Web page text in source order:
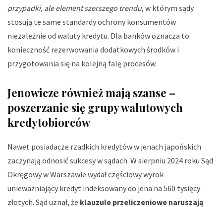
przypadki, ale element szerszego trendu, w którym sądy
stosują te same standardy ochrony konsumentów
niezależnie od waluty kredytu. Dla banków oznacza to
konieczność rezerwowania dodatkowych środków i
przygotowania się na kolejną falę procesów.
Jenowicze również mają szanse –
poszerzanie się grupy walutowych
kredytobiorców
Nawet posiadacze rzadkich kredytów w jenach japońskich
zaczynają odnosić sukcesy w sądach. W sierpniu 2024 roku Sąd
Okręgowy w Warszawie wydał częściowy wyrok
unieważniający kredyt indeksowany do jena na 560 tysięcy
złotych. Sąd uznał, że klauzule przeliczeniowe naruszają